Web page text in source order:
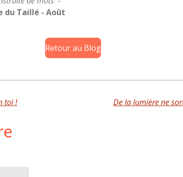
du Taillé - Août
Retour au Blog
toi ! De la lumière ne